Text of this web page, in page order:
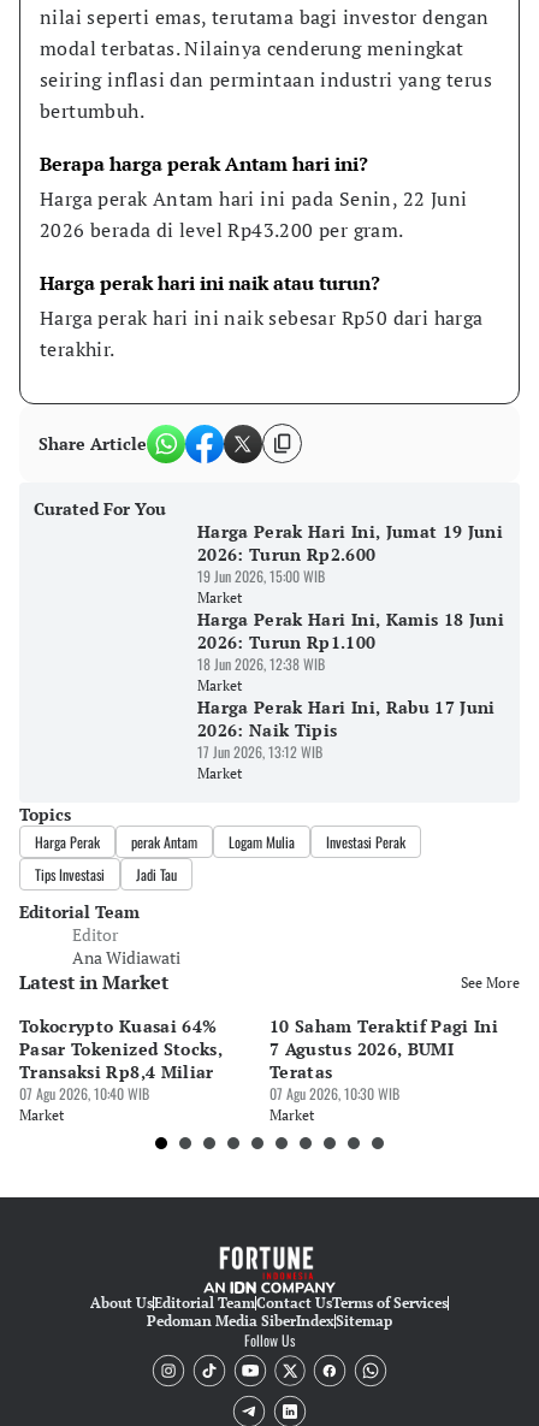
nilai seperti emas, terutama bagi investor dengan
modal terbatas. Nilainya cenderung meningkat
seiring inflasi dan permintaan industri yang terus
bertumbuh.
Berapa harga perak Antam hari ini?
Harga perak Antam hari ini pada Senin, 22 Juni
2026 berada di level Rp43.200 per gram.
Harga perak hari ini naik atau turun?
Harga perak hari ini naik sebesar Rp50 dari harga
terakhir.
Share Article
Curated For You
Harga Perak Hari Ini, Jumat 19 Juni
2026: Turun Rp2.600
19 Jun 2026, 15:00 WIB
Market
Harga Perak Hari Ini, Kamis 18 Juni
2026: Turun Rp1.100
18 Jun 2026, 12:38 WIB
Market
Harga Perak Hari Ini, Rabu 17 Juni
2026: Naik Tipis
17 Jun 2026, 13:12 WIB
Market
Topics
Harga Perak perak Antam Logam Mulia
Investasi Perak
Tips Investasi
Jadi Tau
Editorial Team
Editor
Ana Widiawati
Latest in Market See More
Tokocrypto Kuasai 64%
Pasar Tokenized Stocks,
Transaksi Rp8,4 Miliar
07 Agu 2026, 10:40 WIB
Market
10 Saham Teraktif Pagi Ini
7 Agustus 2026, BUMI
Teratas
07 Agu 2026, 10:30 WIB
Market
About UsEditorial TeamContact UsTerms of Services
Pedoman Media SiberIndexSitemap
Follow Us